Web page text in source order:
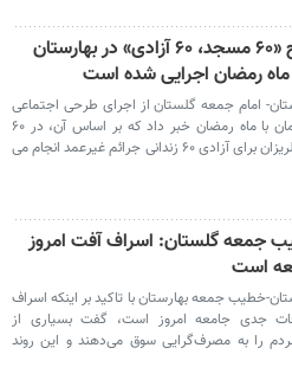
طرح «۶۰ مسجد، ۶۰ آزادی» در بهارستان
رمضان اجرایی شده است
امام جمعه گلستان از اجرای طرحی اجتماعی
هم‌زمان با ماه رمضان خبر داد که بر اساس آن، در ۶۰
مسجد این شهرستان مراسم گلریزان برای آزادی ۶۰ زندانی جرائم غیرعمد انجام می
جمعه گلستان: اسراف آفت امروز
است
خطیب جمعه بهارستان با تاکید بر اینکه اسراف
جدی جامعه امروز است، گفت بسیاری از
را به مصرف‌گرایی سوق می‌دهند و این روند